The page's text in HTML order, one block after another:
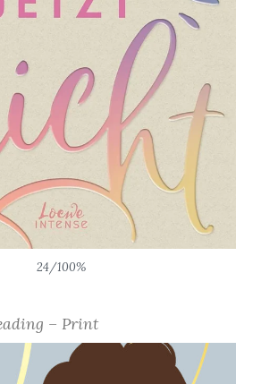
24/100%
– Print